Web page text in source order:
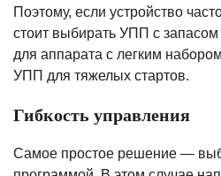
Поэтому, если устройство
стоит выбирать УПП с
для аппарата с легким
УПП для тяжелых стартов.
Гибкость управления
Самое простое решение —